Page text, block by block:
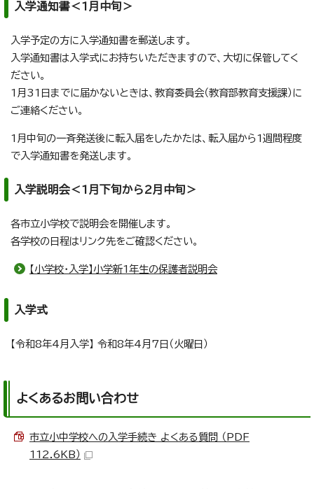
入学通知書＜1月中旬＞
入学予定の方に入学通知書を郵送します。
入学通知書は入学式にお持ちいただきますので、大切に保管してく
ださい。
1月31日までに届かないときは、教育委員会（教育部教育支援課）に
ご連絡ください。
1月中旬の一斉発送後に転入届をしたかたは、転入届から1週間程度
で入学通知書を発送します。
入学説明会＜1月下旬から2月中旬＞
各市立小学校で説明会を開催します。
各学校の日程はリンク先をご確認ください。
【小学校・入学】小学新1年生の保護者説明会
入学式
【令和8年4月入学】 令和8年4月7日（火曜日）
よくあるお問い合わせ
市立小中学校への入学手続き よくある質問 （PDF
112.6KB）